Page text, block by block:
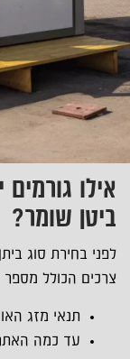
אילו
ביטן שומר?
לפני בחירת סוג
צרכים הכולל מספר
תנאי מזג
עד כמה